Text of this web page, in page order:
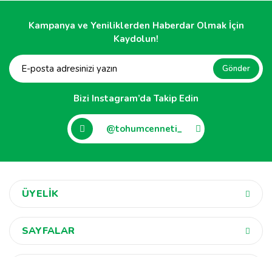
Kampanya ve Yeniliklerden Haberdar Olmak İçin
Kaydolun!
Gönder
Bizi Instagram’da Takip Edin
@tohumcenneti_
ÜYELİK
SAYFALAR